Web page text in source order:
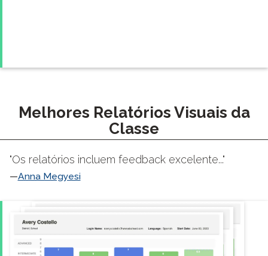
Melhores Relatórios Visuais da
Classe
"Os relatórios incluem feedback excelente..."
Anna Megyesi